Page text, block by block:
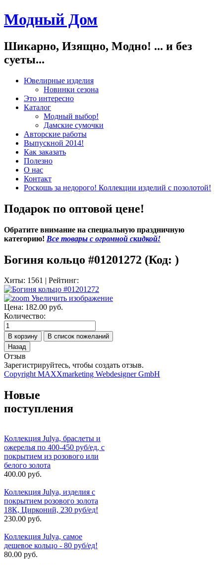
Модный Дом
Шикарно, Изящно, Модно! ... и без
суеты...
Ювелирные изделия
Новинки сезона
Это интересно
Каталог
Модный выбор!
Дамские сумочки
Авторские работы
Выпускной 2014!
Как заказать
Полезно
О нас
Контакт
Роскошь за недорого! Коллекции изделий с позолотой!
Подарок по оптовой цене!
Обратите внимание на специальную праздничную
категорию! Все товары с огромной скидкой!
Богиня кольцо #01201272 (Код: )
Хиты: 1561 | Рейтинг:
Увеличить изображение
Цена: 182.00 руб.
Количество:
Отзыв
Зарегистрируйтесь, чтобы создать отзыв.
Copyright MAXXmarketing Webdesigner GmbH
Новые
поступления
Коллекция Julya, браслеты и
ожерелья по 400-450 руб/ед, с
покрытием из розового или
белого золота
400.00 руб.
Коллекция Julya, изделия с
покрытием розового золота
18К, Цирконий, 230 руб/ед!
230.00 руб.
Коллекция Julya, самое
дешевое кольцо - 80 руб/ед!
80.00 руб.